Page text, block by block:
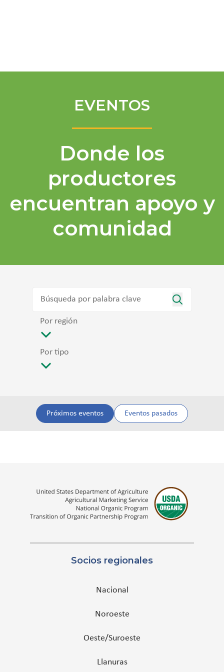
EVENTOS
Donde los
productores
encuentran apoyo y
comunidad
Por región
Por tipo
Próximos eventos Eventos pasados
Socios regionales
Nacional
Noroeste
Oeste/Suroeste
Llanuras